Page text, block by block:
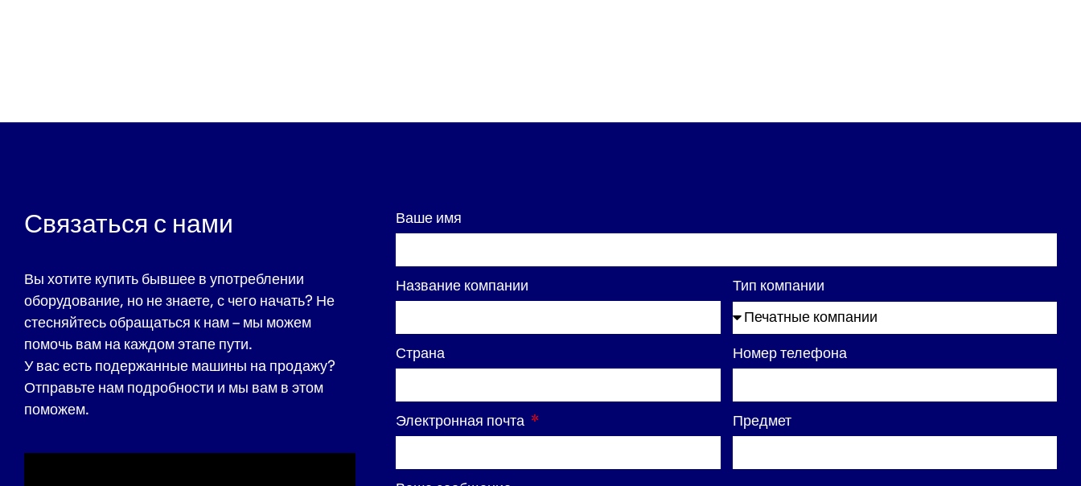
Связаться с нами
Вы хотите купить бывшее в употреблении
оборудование, но не знаете, с чего начать? Не
стесняйтесь обращаться к нам – мы можем
помочь вам на каждом этапе пути.
У вас есть подержанные машины на продажу?
Отправьте нам подробности и мы вам в этом
поможем.
Ваше имя
Название компании Тип компании
Страна Номер телефона
Электронная почта Предмет